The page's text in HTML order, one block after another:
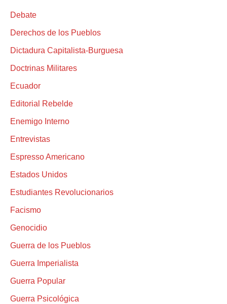
Debate
Derechos de los Pueblos
Dictadura Capitalista-Burguesa
Doctrinas Militares
Ecuador
Editorial Rebelde
Enemigo Interno
Entrevistas
Espresso Americano
Estados Unidos
Estudiantes Revolucionarios
Facismo
Genocidio
Guerra de los Pueblos
Guerra Imperialista
Guerra Popular
Guerra Psicológica